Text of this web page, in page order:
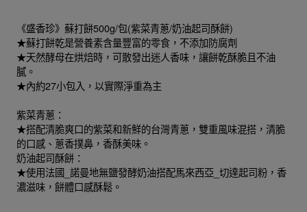
《盛香珍》蘇打餅500g/包(紫菜青蔥/奶油起司酥餅)
★蘇打餅乾是營養素含量豐富的零食，不添加防腐劑
★天然酵母在烘焙時，可散發出迷人香味，讓餅乾酥脆且不油
膩。
★內約27小包入，以實際淨重為主
紫菜青蔥：
★搭配清脆爽口的紫菜和新鮮的台灣青蔥，雙重風味混搭，清脆
的口感、蔥香撲鼻，香酥美味。
奶油起司酥餅：
★使用法國_諾曼地無鹽發酵奶油搭配馬來西亞_切達起司粉，香
濃滋味，餅體口感酥鬆。